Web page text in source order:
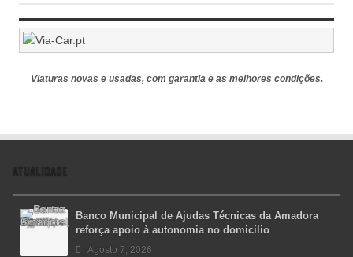
Viaturas novas e usadas, com garantia e as melhores condições.
ATUALIDADE
Banco Municipal de Ajudas Técnicas da Amadora
reforça apoio à autonomia no domicílio
Agosto 7, 2026